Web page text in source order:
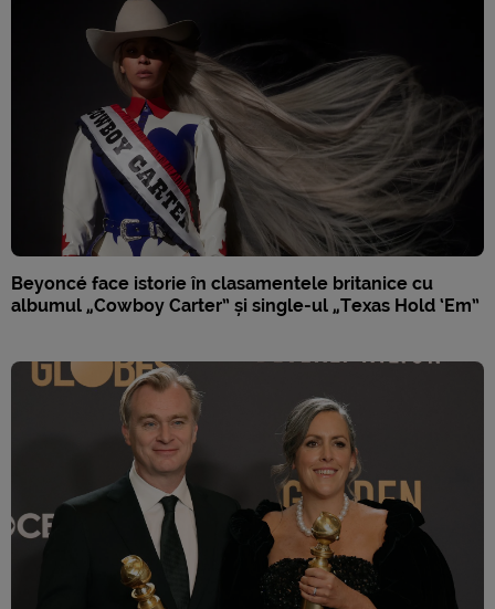
Beyoncé face istorie în clasamentele britanice cu
albumul „Cowboy Carter” și single-ul „Texas Hold ‘Em”